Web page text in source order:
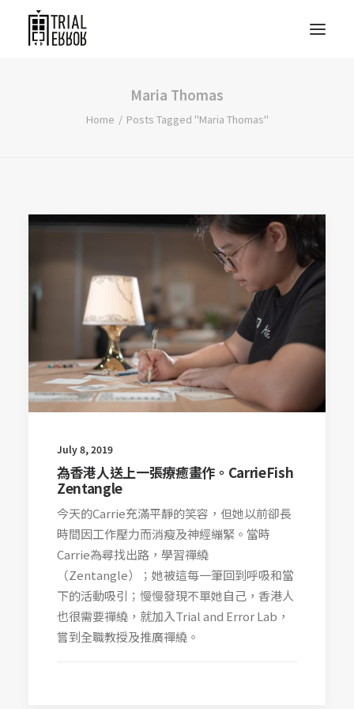
Maria Thomas
Home Posts Tagged "Maria Thomas"
July 8, 2019
為香港人送上一張療癒畫作。CarrieFish
Zentangle
今天的Carrie充滿平靜的笑容，但她以前卻長
時間因工作壓力而消瘦及神經繃緊。當時
Carrie為尋找出路，學習禪繞
（Zentangle）；她被這每一筆回到呼吸和當
下的活動吸引；慢慢發現不單她自己，香港人
也很需要禪繞，就加入Trial and Error Lab，
嘗到全職教授及推廣禪繞。